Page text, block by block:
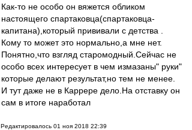
Как-то не особо он вяжется обликом
настоящего спартаковца(спартаковца-
капитана),который прививали с детства .
Кому то может это нормально,а мне нет.
Понятно,что взгляд старомодный.Сейчас не
особо всех интересует в чем измазаны" руки"
которые делают результат,но тем не менее.
И тут даже не в Каррере дело.На отставку он
сам в итоге наработал
Редактировалось 01 ноя 2018 22:39